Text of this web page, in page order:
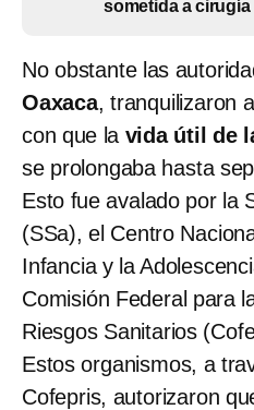
sometida a cirugía
No obstante las
Oaxaca, tranquilizaron
con que la vida útil de
se prolongaba hasta
Esto fue avalado por la
(SSa), el Centro
Infancia y la
Comisión Federal para
Riesgos Sanitarios
Estos organismos, a
Cofepris, autorizaron